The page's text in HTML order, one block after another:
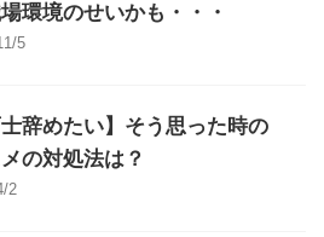
環境のせいかも・・・
5
士辞めたい】そう思った時の
の対処法は？
2